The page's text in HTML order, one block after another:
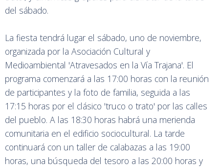
del sábado.
La fiesta tendrá lugar el sábado, uno de noviembre,
organizada por la Asociación Cultural y
Medioambiental 'Atravesados en la Vía Trajana'. El
programa comenzará a las 17:00 horas con la reunión
de participantes y la foto de familia, seguida a las
17:15 horas por el clásico 'truco o trato' por las calles
del pueblo. A las 18:30 horas habrá una merienda
comunitaria en el edificio sociocultural. La tarde
continuará con un taller de calabazas a las 19:00
horas, una búsqueda del tesoro a las 20:00 horas y